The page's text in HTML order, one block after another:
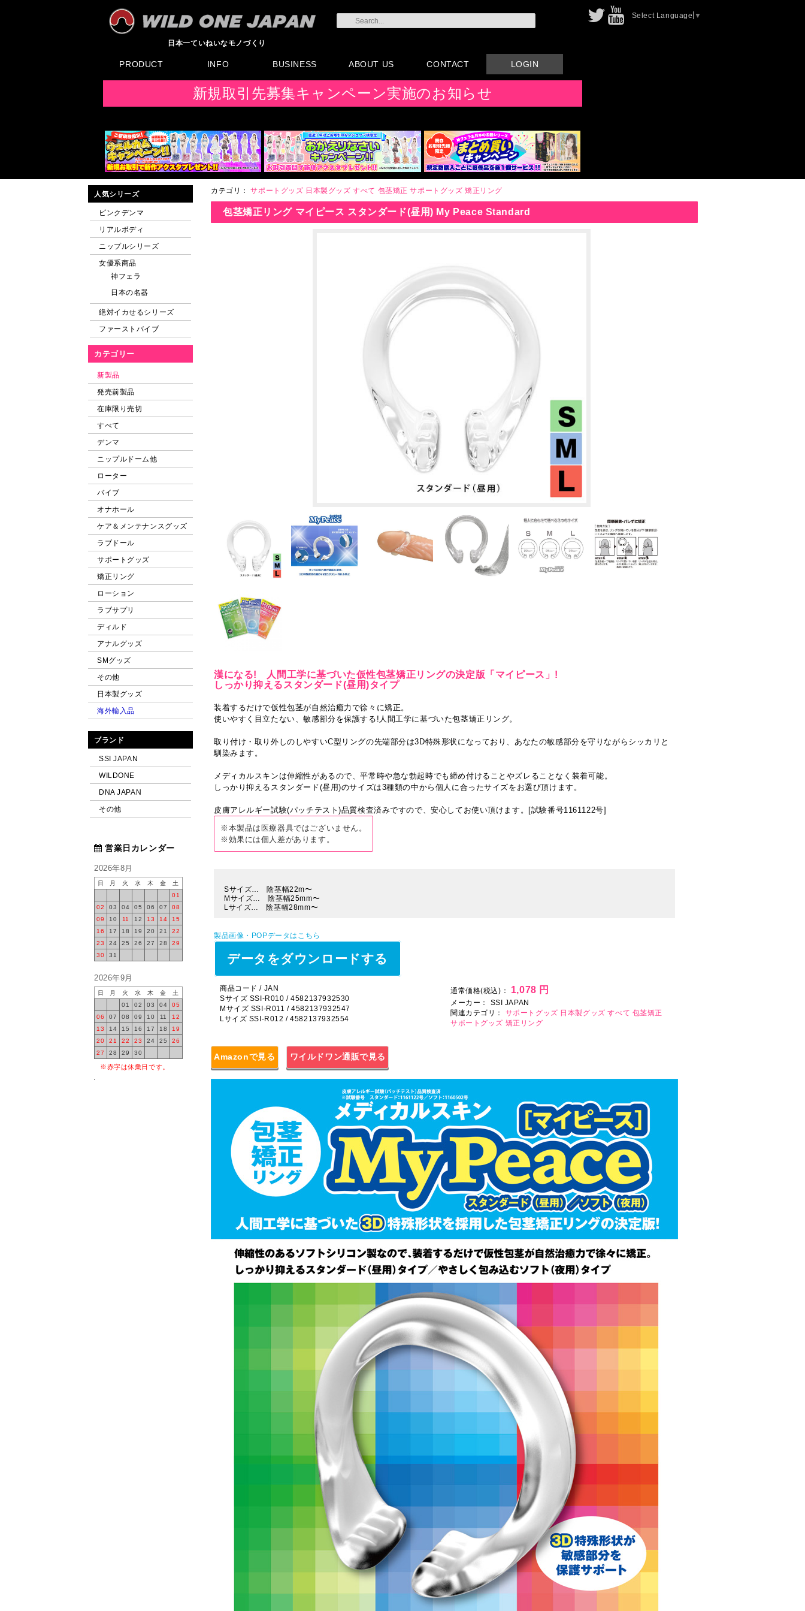
日本一ていねいなモノづくり
PRODUCT INFO
製品情報
お知らせ
イベント・展示会
メディア掲載
BUSINESS
会員登録
注文方法・卸売りにつ
いて
FAX注文書
カタログ
販促物配布
代理店契約について
ABOUT US
取り扱い店リスト
CONTACT
お問い合わせ
付属品販売(一般のお
客様向け)
アイディア募集
LOGIN
新規取引先募集キャンペーン実施のお知らせ
Select Language ▼
人気シリーズ
ピンクデンマ
リアルボディ
ニップルシリーズ
女優系商品
神フェラ
日本の名器
絶対イカせるシリーズ
ファーストバイブ
カテゴリー
新製品
発売前製品
在庫限り売切
すべて
デンマ
ニップルドーム他
ローター
バイブ
オナホール
ケア＆メンテナンスグッズ
ラブドール
サポートグッズ
矯正リング
ローション
ラブサプリ
ディルド
アナルグッズ
SMグッズ
その他
日本製グッズ
海外輸入品
ブランド
SSI JAPAN
WILDONE
DNA JAPAN
その他
営業日カレンダー
2026年8月
日 月 火 水 木 金
土
01
02
03 04 05 06 07
08
09
10 11 12 13 14
15
16
17 18 19 20 21
22
23
24 25 26 27 28
29
30
31
2026年9月
日 月 火 水 木 金
土
01
02 03 04
05
06
07 08 09 10 11
12
13
14 15 16 17 18
19
20
21 22 23 24 25
26
27
28 29 30
※赤字は休業日です。
カテゴリ：サポートグッズ 日本製グッズ すべて 包茎矯正 サポートグッズ 矯正リング
包茎矯正リング マイピース スタンダード(昼用) My Peace Standard
漢になる! 人間工学に基づいた仮性包茎矯正リングの決定版「マイピース」!
しっかり抑えるスタンダード(昼用)タイプ
装着するだけで仮性包茎が自然治癒力で徐々に矯正。
使いやすく目立たない、敏感部分を保護する!人間工学に基づいた包茎矯正リング。
取り付け・取り外しのしやすいC型リングの先端部分は3D特殊形状になっており、あなたの敏感部分を守りながらシッカリと
馴染みます。
メディカルスキンは伸縮性があるので、平常時や急な勃起時でも締め付けることやズレることなく装着可能。
しっかり抑えるスタンダード(昼用)のサイズは3種類の中から個人に合ったサイズをお選び頂けます。
皮膚アレルギー試験(パッチテスト)品質検査済みですので、安心してお使い頂けます。[試験番号1161122号]
※本製品は医療器具ではございません。
※効果には個人差があります。
Sサイズ… 陰茎幅22m〜
Mサイズ… 陰茎幅25mm〜
Lサイズ… 陰茎幅28mm〜
製品画像・POPデータはこちら
データをダウンロードする
商品コード / JAN
Sサイズ SSI-R010 / 4582137932530
Mサイズ SSI-R011 / 4582137932547
Lサイズ SSI-R012 / 4582137932554
通常価格(税込)： 1,078 円
メーカー：
SSI JAPAN
関連カテゴリ： サポートグッズ 日本製グッズ すべて 包茎矯正
サポートグッズ 矯正リング
Amazonで見る ワイルドワン通販で見る